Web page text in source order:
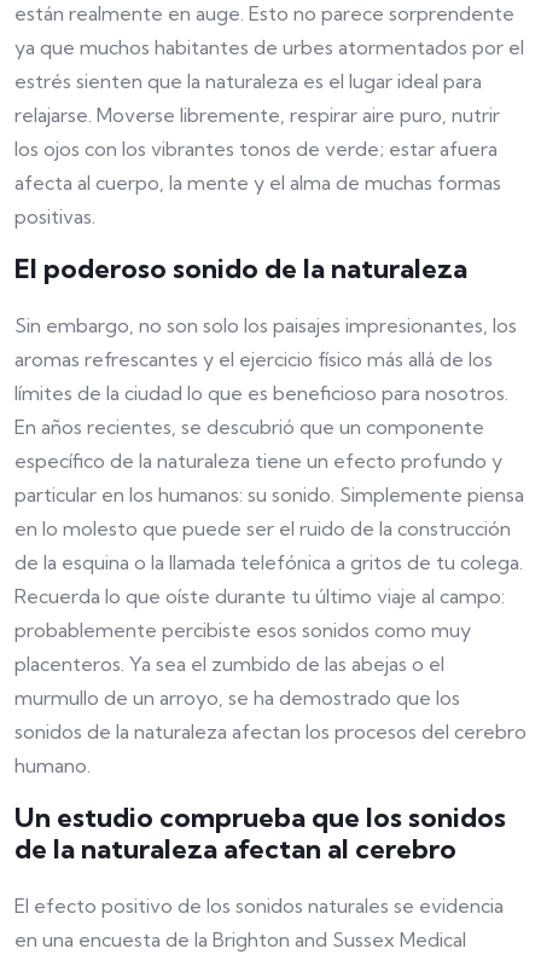
están realmente en auge. Esto no parece sorprendente
ya que muchos habitantes de urbes atormentados por el
estrés sienten que la naturaleza es el lugar ideal para
relajarse. Moverse libremente, respirar aire puro, nutrir
los ojos con los vibrantes tonos de verde; estar afuera
afecta al cuerpo, la mente y el alma de muchas formas
positivas.
El poderoso sonido de la naturaleza
Sin embargo, no son solo los paisajes impresionantes, los
aromas refrescantes y el ejercicio físico más allá de los
límites de la ciudad lo que es beneficioso para nosotros.
En años recientes, se descubrió que un componente
específico de la naturaleza tiene un efecto profundo y
particular en los humanos: su sonido. Simplemente piensa
en lo molesto que puede ser el ruido de la construcción
de la esquina o la llamada telefónica a gritos de tu colega.
Recuerda lo que oíste durante tu último viaje al campo:
probablemente percibiste esos sonidos como muy
placenteros. Ya sea el zumbido de las abejas o el
murmullo de un arroyo, se ha demostrado que los
sonidos de la naturaleza afectan los procesos del cerebro
humano.
Un estudio comprueba que los sonidos
de la naturaleza afectan al cerebro
El efecto positivo de los sonidos naturales se evidencia
en una encuesta de la Brighton and Sussex Medical